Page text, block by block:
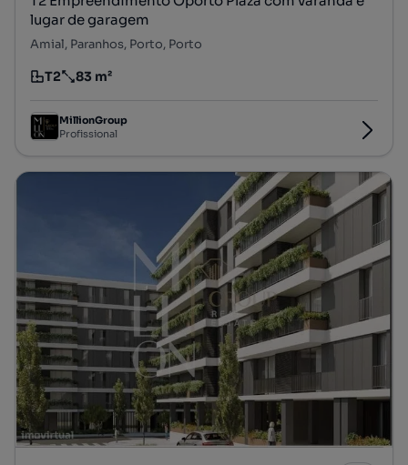
lugar de garagem
Amial, Paranhos, Porto, Porto
Tipologia
T2
Preço por metro quadrado
83 m²
MillionGroup
Profissional